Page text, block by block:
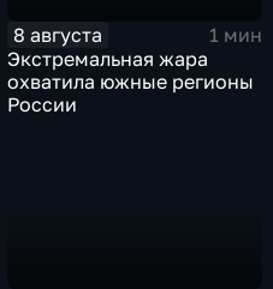
8 августа
1 мин
Экстремальная жара
охватила южные регионы
России